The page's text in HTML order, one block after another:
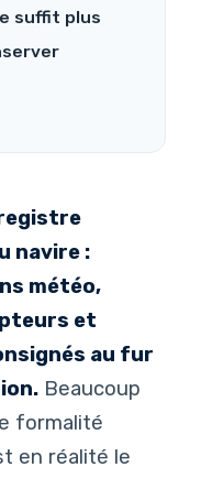
suffit plus
navire :
météo,
et
au fur
Beaucoup
formalité
en réalité le